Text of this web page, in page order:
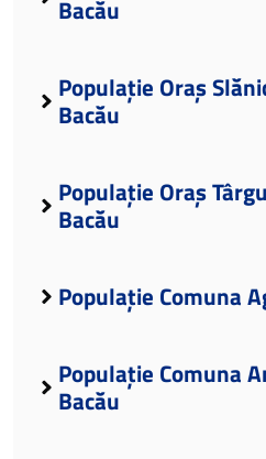
Bacău
Populație Oraș
Bacău
Populație Oraș
Bacău
Populație Comuna
Populație Comuna
Bacău